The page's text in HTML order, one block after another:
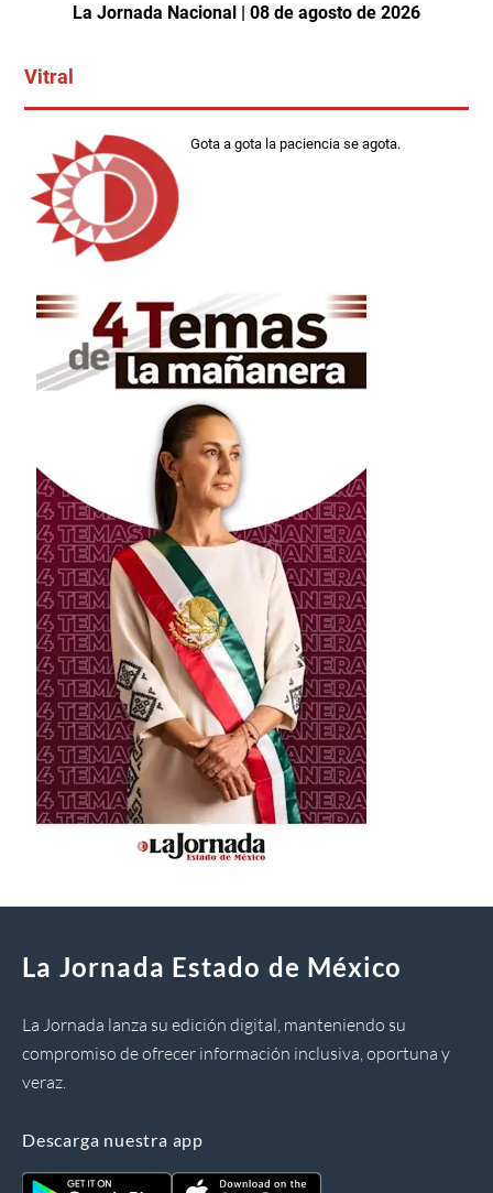
La Jornada Nacional | 08 de agosto de 2026
Vitral
Gota a gota la paciencia se agota.
La Jornada Estado de México
La Jornada lanza su edición digital, manteniendo su
compromiso de ofrecer información inclusiva, oportuna y
veraz.
Descarga nuestra app